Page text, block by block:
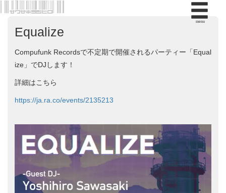
menu
Equalize
Compufunk Recordsで不定期で開催されるパーティー「Equal
ize」でDJします！
詳細はこちら
https://ja.ra.co/events/2135213